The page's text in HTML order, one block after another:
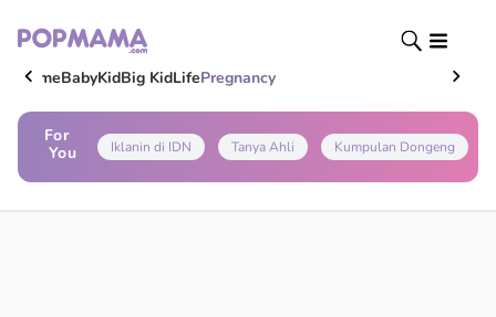
HomeBabyKidBig KidLifePregnancy
For
You
Iklanin di IDN Tanya Ahli Kumpulan Dongeng